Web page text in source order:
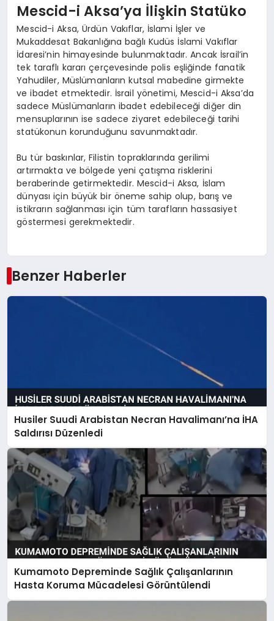
Mescid-i Aksa’ya İlişkin Statüko
Mescid-i Aksa, Ürdün Vakıflar, İslami İşler ve
Mukaddesat Bakanlığına bağlı Kudüs İslami Vakıflar
İdaresi’nin himayesinde bulunmaktadır. Ancak İsrail’in
tek taraflı kararı çerçevesinde polis eşliğinde fanatik
Yahudiler, Müslümanların kutsal mabedine girmekte
ve ibadet etmektedir. İsrail yönetimi, Mescid-i Aksa’da
sadece Müslümanların ibadet edebileceği diğer din
mensuplarının ise sadece ziyaret edebileceği tarihi
statükonun korunduğunu savunmaktadır.
Bu tür baskınlar, Filistin topraklarında gerilimi
artırmakta ve bölgede yeni çatışma risklerini
beraberinde getirmektedir. Mescid-i Aksa, İslam
dünyası için büyük bir öneme sahip olup, barış ve
istikrarın sağlanması için tüm tarafların hassasiyet
göstermesi gerekmektedir.
Benzer Haberler
Husiler Suudi Arabistan Necran Havalimanı’na İHA
Saldırısı Düzenledi
Kumamoto Depreminde Sağlık Çalışanlarının
Hasta Koruma Mücadelesi Görüntülendi